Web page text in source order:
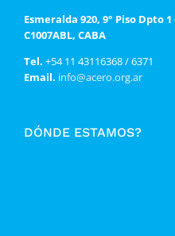
Esmeralda 920, 9° Piso Dpto 1
C1007ABL, CABA
Tel. +54 11 43116368 / 6371
Email. info@acero.org.ar
DÓNDE ESTAMOS?